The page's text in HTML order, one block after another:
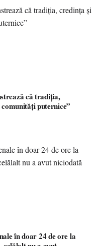
că tradiția,
puternice”
în doar 24 de ore la